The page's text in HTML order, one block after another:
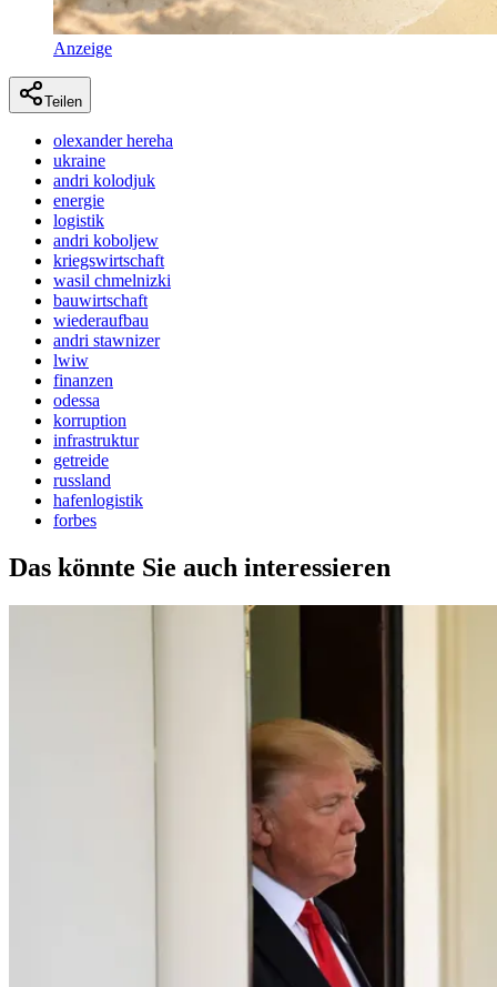
Anzeige
Teilen
olexander hereha
ukraine
andri kolodjuk
energie
logistik
andri koboljew
kriegswirtschaft
wasil chmelnizki
bauwirtschaft
wiederaufbau
andri stawnizer
lwiw
finanzen
odessa
korruption
infrastruktur
getreide
russland
hafenlogistik
forbes
Das könnte Sie auch interessieren